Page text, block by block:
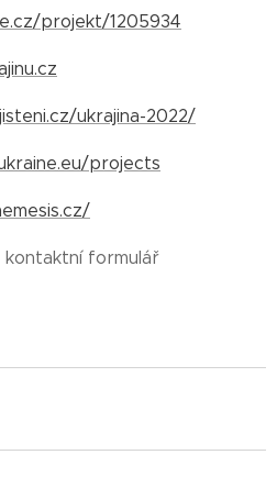
projekt/1205934
ukrajina-2022/
projects
formulář ⬇